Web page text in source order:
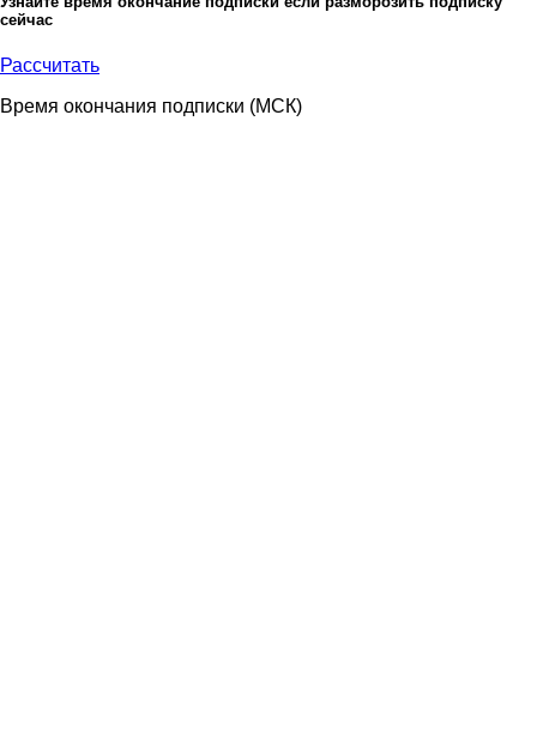
сейчас
Рассчитать
Время окончания подписки (МСК)